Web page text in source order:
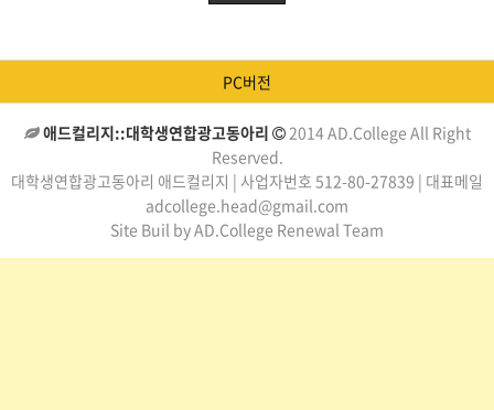
PC버전
애드컬리지::대학생연합광고동아리
2014 AD.College All Right
Reserved.
대학생연합광고동아리 애드컬리지 | 사업자번호 512-80-27839 | 대표메일
adcollege.head@gmail.com
Site Buil by AD.College Renewal Team